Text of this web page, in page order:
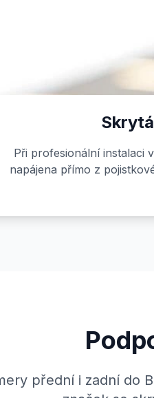
Při profesionální instalaci
napájena přímo z
přední i zadní do